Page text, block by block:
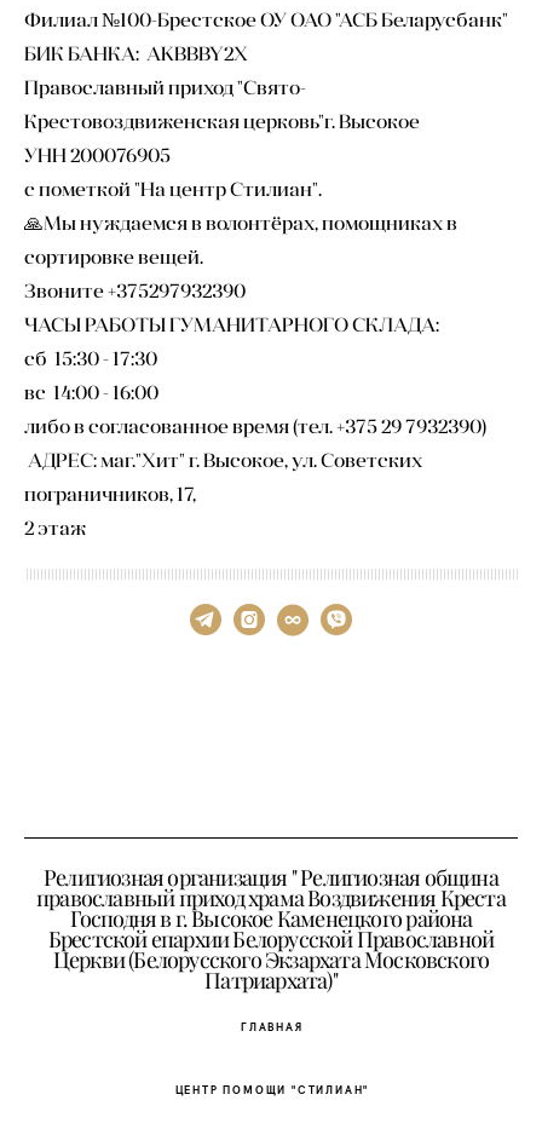
Филиал №100-Брестское ОУ ОАО "АСБ Беларусбанк"
БИК БАНКА: AKBBBY2X
Православный приход "Свято-
Крестовоздвиженская церковь"г. Высокое
УНН 200076905
с пометкой "На центр Стилиан".
🙏Мы нуждаемся в волонтёрах, помощниках в
сортировке вещей.
Звоните +375297932390
ЧАСЫ РАБОТЫ ГУМАНИТАРНОГО СКЛАДА:
сб 15:30 - 17:30
вс 14:00 - 16:00
либо в согласованное время (тел. +375 29 7932390)
АДРЕС: маг."Хит" г. Высокое, ул. Советских
пограничников, 17,
2 этаж
Религиозная организация " Религиозная община
православный приход храма Воздвижения Креста
Господня в г. Высокое Каменецкого района
Брестской епархии Белорусской Православной
Церкви (Белорусского Экзархата Московского
Патриархата)"
ГЛАВНАЯ
ЦЕНТР ПОМОЩИ "СТИЛИАН"